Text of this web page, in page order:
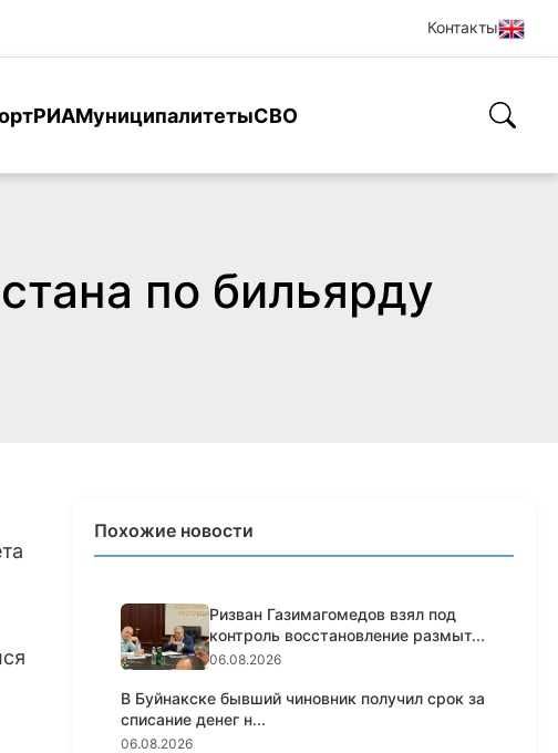
Контакты
РИАМуниципалитетыСВО
по бильярду
Похожие новости
Ризван Газимагомедов взял под
контроль восстановление размыт...
06.08.2026
В Буйнакске бывший чиновник получил срок за
списание денег н...
06.08.2026